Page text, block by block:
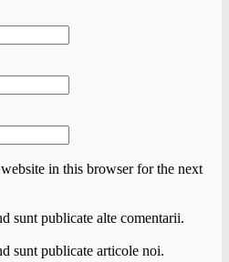
in this browser for the next
sunt publicate alte comentarii.
sunt publicate articole noi.